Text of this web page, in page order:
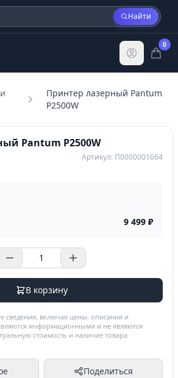
Найти
0
Принтер лазерный Pantum
P2500W
Pantum P2500W
Артикул: П0000001664
9 499 ₽
В корзину
сведения, включая цены, описания и
информационными и не являются
стоимость и наличие товара
Поделиться